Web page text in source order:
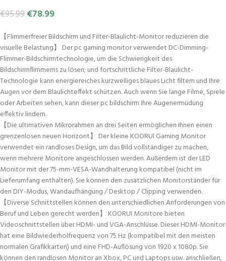
€95.99€78.99
【Flimmerfreier Bildschirm und Filter-Blaulicht-Monitor reduzieren die
visuelle Belastung】 Der pc gaming monitor verwendet DC-Dimming-
Flimmer-Bildschirmtechnologie, um die Schwierigkeit des
Bildschirmflimmerns zu lösen; und fortschrittliche Filter-Blaulicht-
Technologie kann energiereiches kurzwelliges blaues Licht filtern und Ihre
Augen vor dem Blaulichteffekt schützen. Auch wenn Sie lange Filme, Spiele
oder Arbeiten sehen, kann dieser pc bildschirm Ihre Augenermüdung
effektiv lindern.
【Die ultimativen Mikrorahmen an drei Seiten ermöglichen Ihnen einen
grenzenlosen neuen Horizont】 Der kleine KOORUI Gaming Monitor
verwendet ein randloses Design, um das Bild vollständiger zu machen,
wenn mehrere Monitore angeschlossen werden. Außerdem ist der LED
Monitor mit der 75-mm-VESA-Wandhalterung kompatibel (nicht im
Lieferumfang enthalten). Sie können den zusätzlichen Monitorständer für
den DIY-Modus, Wandaufhängung / Desktop / Clipping verwenden.
【Diverse Schnittstellen können den unterschiedlichen Anforderungen von
Beruf und Leben gerecht werden】 KOORUI Monitore bieten
Videoschnittstellen über HDMI- und VGA-Anschlüsse. Dieser HDMI-Monitor
hat eine Bildwiederholfrequenz von 75 Hz (kompatibel mit den meisten
normalen Grafikkarten) und eine FHD-Auflösung von 1920 x 1080p. Sie
können den randlosen Monitor an Xbox, PC und Laptops usw. anschließen,